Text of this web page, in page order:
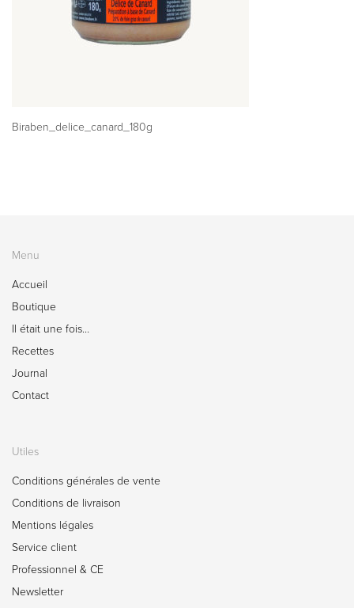
Biraben_delice_canard_180g
Menu
Accueil
Boutique
Il était une fois…
Recettes
Journal
Contact
Utiles
Conditions générales de vente
Conditions de livraison
Mentions légales
Service client
Professionnel & CE
Newsletter